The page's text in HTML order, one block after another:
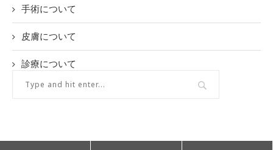
手術について
皮膚について
診療について